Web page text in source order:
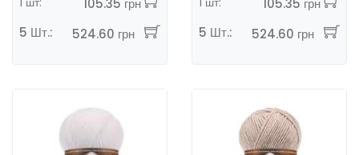
105.35 грн
5 Шт.:
524.60 грн
105.35 грн
5 Шт.:
524.60 грн